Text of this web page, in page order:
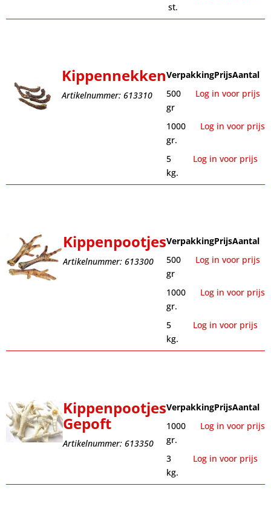
st.
Kippennekken
Artikelnummer: 613310
VerpakkingPrijsAantal
500
gr
Log in voor prijs
1000
gr.
Log in voor prijs
5
kg.
Log in voor prijs
Kippenpootjes
Artikelnummer: 613300
VerpakkingPrijsAantal
500
gr
Log in voor prijs
1000
gr.
Log in voor prijs
5
kg.
Log in voor prijs
Kippenpootjes
Gepoft
Artikelnummer: 613350
VerpakkingPrijsAantal
1000
gr.
Log in voor prijs
3
kg.
Log in voor prijs